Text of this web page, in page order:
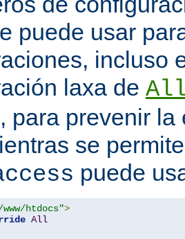
puede usar
incluso
laxa de
para prevenir la
se
puede
htdocs">
All